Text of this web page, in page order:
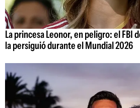
La princesa Leonor, en peligro: el FBI
la persiguió durante el Mundial 2026